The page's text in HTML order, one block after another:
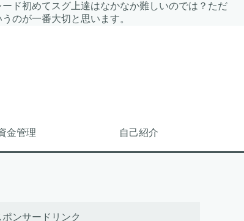
ド初めてスグ上達はなかなか難しいのでは？ただ
のが一番大切と思います。
金管理 自己紹介
ポンサードリンク